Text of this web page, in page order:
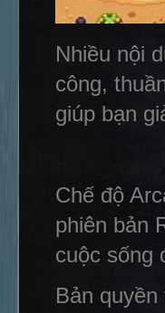
Nhiều nội
công,
giúp bạn
Chế độ
phiên bản
cuộc sống
Bản